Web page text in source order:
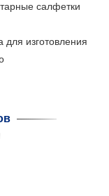
салфетки
изготовления